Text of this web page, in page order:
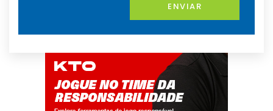
ENVIAR